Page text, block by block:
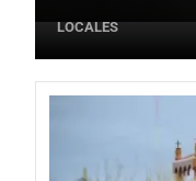
LOCALES